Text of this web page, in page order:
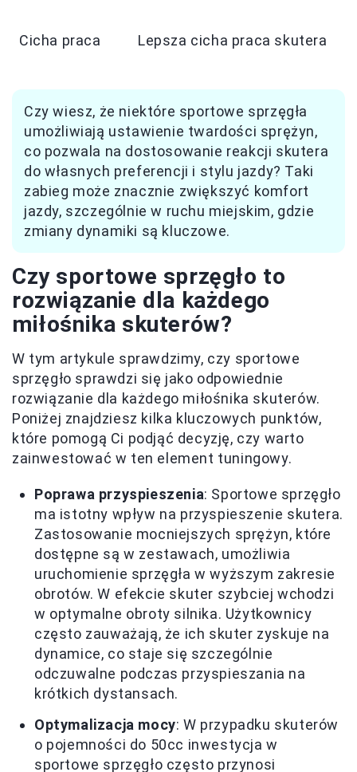
Cicha praca Lepsza cicha praca skutera
Czy wiesz, że niektóre sportowe sprzęgła
umożliwiają ustawienie twardości sprężyn,
co pozwala na dostosowanie reakcji skutera
do własnych preferencji i stylu jazdy? Taki
zabieg może znacznie zwiększyć komfort
jazdy, szczególnie w ruchu miejskim, gdzie
zmiany dynamiki są kluczowe.
Czy sportowe sprzęgło to
rozwiązanie dla każdego
miłośnika skuterów?
W tym artykule sprawdzimy, czy sportowe
sprzęgło sprawdzi się jako odpowiednie
rozwiązanie dla każdego miłośnika skuterów.
Poniżej znajdziesz kilka kluczowych punktów,
które pomogą Ci podjąć decyzję, czy warto
zainwestować w ten element tuningowy.
Poprawa przyspieszenia: Sportowe sprzęgło
ma istotny wpływ na przyspieszenie skutera.
Zastosowanie mocniejszych sprężyn, które
dostępne są w zestawach, umożliwia
uruchomienie sprzęgła w wyższym zakresie
obrotów. W efekcie skuter szybciej wchodzi
w optymalne obroty silnika. Użytkownicy
często zauważają, że ich skuter zyskuje na
dynamice, co staje się szczególnie
odczuwalne podczas przyspieszania na
krótkich dystansach.
Optymalizacja mocy: W przypadku skuterów
o pojemności do 50cc inwestycja w
sportowe sprzęgło często przynosi